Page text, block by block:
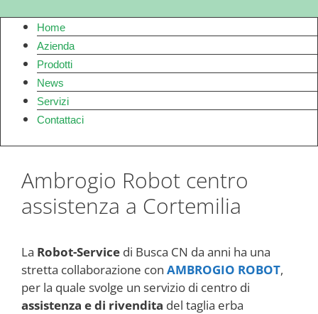
Home
Azienda
Prodotti
News
Servizi
Contattaci
Ambrogio Robot centro
assistenza a Cortemilia
La Robot-Service di Busca CN da anni ha una
stretta collaborazione con AMBROGIO ROBOT,
per la quale svolge un servizio di centro di
assistenza e di rivendita del taglia erba